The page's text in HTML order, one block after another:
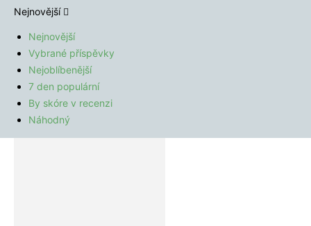
Nejnovější
Nejnovější
Vybrané příspěvky
Nejoblíbenější
7 den populární
By skóre v recenzi
Náhodný